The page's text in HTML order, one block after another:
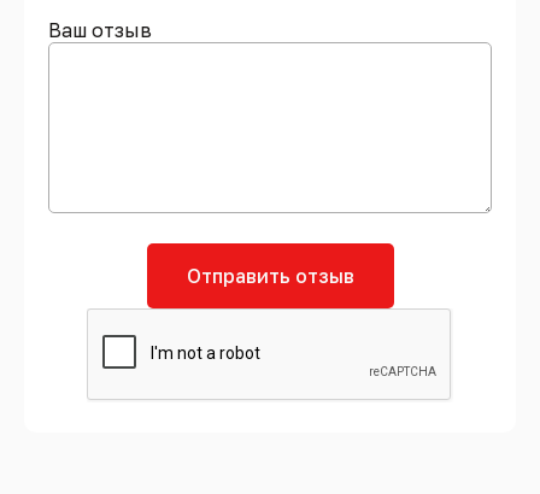
Ваш отзыв
Отправить отзыв